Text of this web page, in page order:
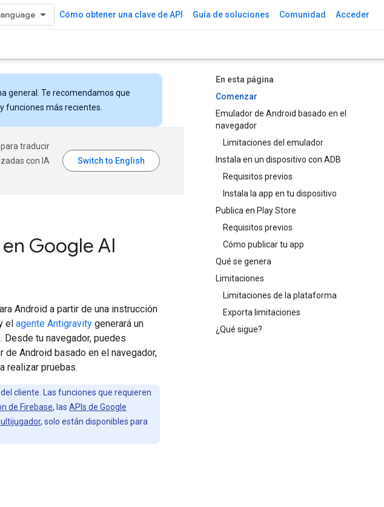
Cómo obtener una clave de API Guía de soluciones Comunidad Acceder
En esta página
Comenzar
Emulador de Android basado en el
navegador
Limitaciones del emulador
Instala en un dispositivo con ADB
Requisitos previos
Instala la app en tu dispositivo
Publica en Play Store
Requisitos previos
Cómo publicar tu app
Qué se genera
Limitaciones
Limitaciones de la plataforma
Exporta limitaciones
¿Qué sigue?
general. Te recomendamos que
funciones más recientes.
traducir
con IA
Google AI
Android a partir de una instrucción
el agente Antigravity generará un
. Desde tu navegador, puedes
de Android basado en el navegador,
realizar pruebas.
cliente. Las funciones que requieren
de Firebase, las APIs de Google
, solo están disponibles para